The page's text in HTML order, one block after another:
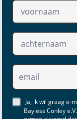
Ja, ik wil graag e-
Bayless Conley